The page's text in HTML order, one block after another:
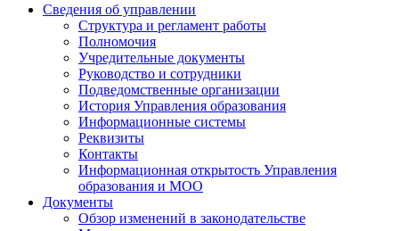
Сведения об управлении
Структура и регламент работы
Полномочия
Учредительные документы
Руководство и сотрудники
Подведомственные организации
История Управления образования
Информационные системы
Реквизиты
Контакты
Информационная открытость Управления
образования и МОО
Документы
Обзор изменений в законодательстве